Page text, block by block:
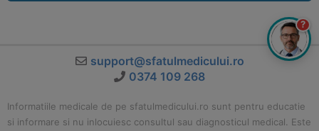
support@sfatulmedicului.ro
0374 109 268
Informatiile medicale de pe sfatulmedicului.ro sunt pentru educatie
si informare si nu inlocuiesc consultul sau diagnosticul medical. Este
?